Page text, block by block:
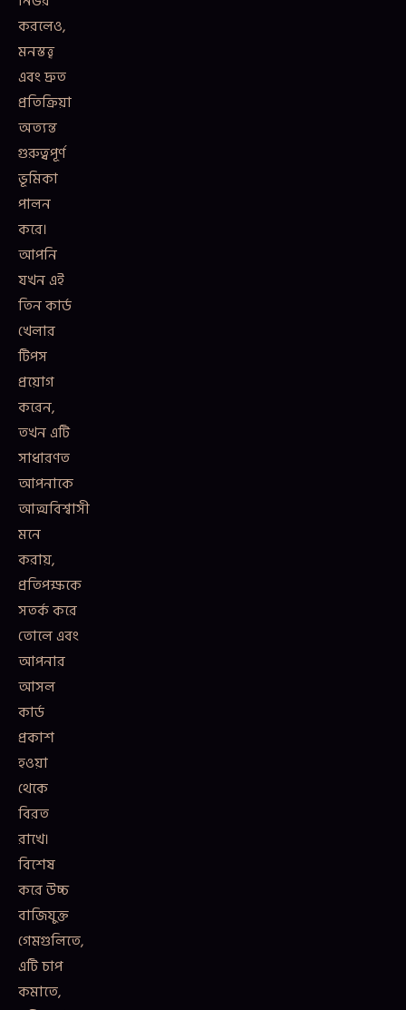
করলেও,
মনস্তত্ত্ব
এবং দ্রুত
প্রতিক্রিয়া
অত্যন্ত
গুরুত্বপূর্ণ
ভূমিকা
পালন
করে।
আপনি
যখন এই
তিন কার্ড
খেলার
টিপস
প্রয়োগ
করেন,
তখন এটি
সাধারণত
আপনাকে
আত্মবিশ্বাসী
মনে
করায়,
প্রতিপক্ষকে
সতর্ক করে
তোলে এবং
আপনার
আসল
কার্ড
প্রকাশ
হওয়া
থেকে
বিরত
রাখে।
বিশেষ
করে উচ্চ
বাজিযুক্ত
গেমগুলিতে,
এটি চাপ
কমাতে,